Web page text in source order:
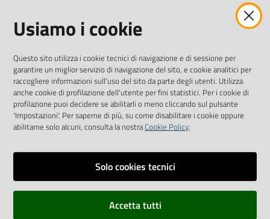
SEGUICI SU
TwitterFacebookYoutube
Vai alla pagina
Dichiarazione di accessibilità
Usiamo i cookie
Questo sito utilizza i cookie tecnici di navigazione e di sessione per
garantire un miglior servizio di navigazione del sito, e cookie analitici per
raccogliere informazioni sull'uso del sito da parte degli utenti. Utilizza
anche cookie di profilazione dell'utente per fini statistici. Per i cookie di
profilazione puoi decidere se abilitarli o meno cliccando sul pulsante
'Impostazioni'. Per saperne di più, su come disabilitare i cookie oppure
abilitarne solo alcuni, consulta la nostraCookie Policy.
Solo cookies tecnici
Accetta tutti